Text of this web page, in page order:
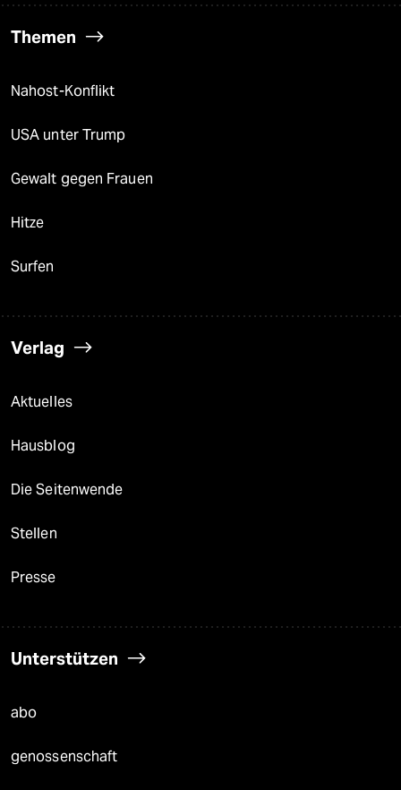
Themen
Nahost-Konflikt
USA unter Trump
Gewalt gegen Frauen
Hitze
Surfen
Verlag
Aktuelles
Hausblog
Die Seitenwende
Stellen
Presse
Unterstützen
abo
genossenschaft